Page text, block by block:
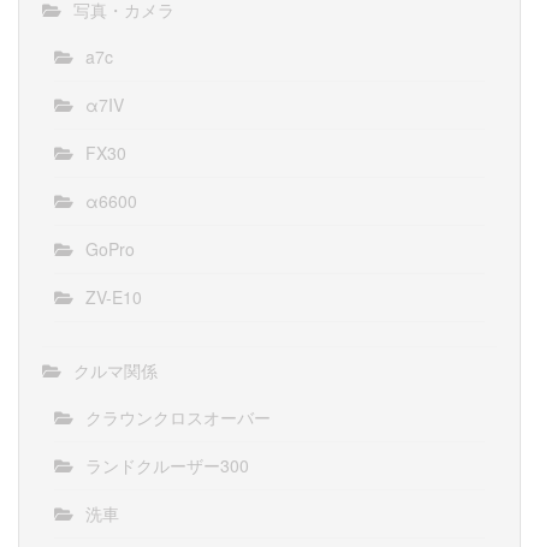
写真・カメラ
a7c
α7IV
FX30
α6600
GoPro
ZV-E10
クルマ関係
クラウンクロスオーバー
ランドクルーザー300
洗車